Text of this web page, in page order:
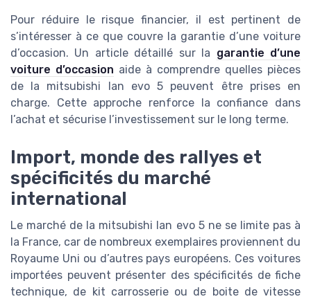
Pour réduire le risque financier, il est pertinent de
s’intéresser à ce que couvre la garantie d’une voiture
d’occasion. Un article détaillé sur la garantie d’une
voiture d’occasion aide à comprendre quelles pièces
de la mitsubishi lan evo 5 peuvent être prises en
charge. Cette approche renforce la confiance dans
l’achat et sécurise l’investissement sur le long terme.
Import, monde des rallyes et
spécificités du marché
international
Le marché de la mitsubishi lan evo 5 ne se limite pas à
la France, car de nombreux exemplaires proviennent du
Royaume Uni ou d’autres pays européens. Ces voitures
importées peuvent présenter des spécificités de fiche
technique, de kit carrosserie ou de boite de vitesse